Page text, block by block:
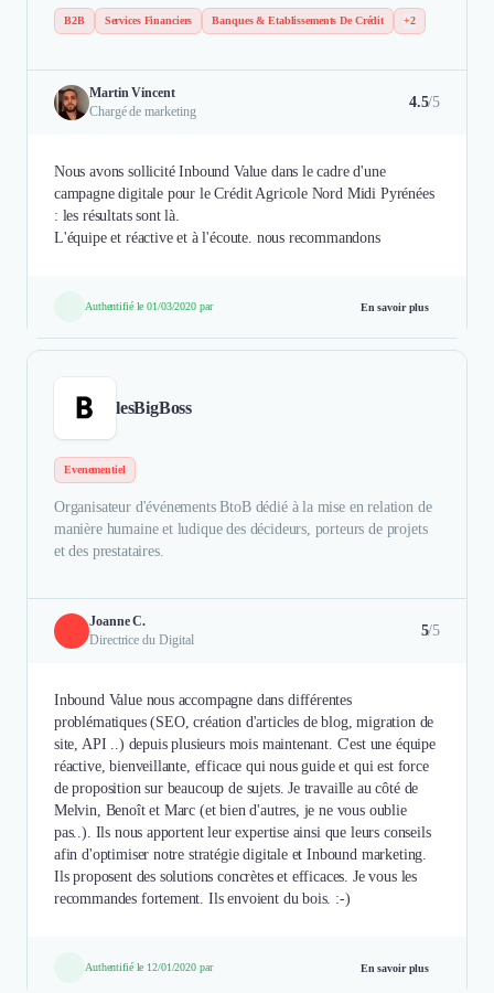
B2B Services Financiers Banques & Etablissements De Crédit +2
Martin Vincent
Chargé de marketing
4.5/5
Nous avons sollicité Inbound Value dans le cadre d'une
campagne digitale pour le Crédit Agricole Nord Midi Pyrénées
: les résultats sont là.
L'équipe et réactive et à l'écoute. nous recommandons
Authentifié le 01/03/2020 par En savoir plus
lesBigBoss
Evenementiel
Organisateur d'événements BtoB dédié à la mise en relation de
manière humaine et ludique des décideurs, porteurs de projets
et des prestataires.
Joanne C.
Directrice du Digital
5/5
Inbound Value nous accompagne dans différentes
problématiques (SEO, création d'articles de blog, migration de
site, API ..) depuis plusieurs mois maintenant. C'est une équipe
réactive, bienveillante, efficace qui nous guide et qui est force
de proposition sur beaucoup de sujets. Je travaille au côté de
Melvin, Benoît et Marc (et bien d'autres, je ne vous oublie
pas..). Ils nous apportent leur expertise ainsi que leurs conseils
afin d'optimiser notre stratégie digitale et Inbound marketing.
Ils proposent des solutions concrètes et efficaces. Je vous les
recommandes fortement. Ils envoient du bois. :-)
Authentifié le 12/01/2020 par En savoir plus